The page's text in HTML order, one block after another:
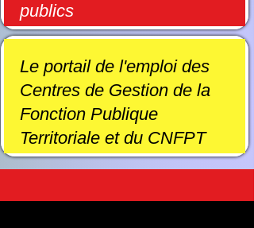
publics
Le portail de l'emploi des
Centres de Gestion de la
Fonction Publique
Territoriale et du CNFPT